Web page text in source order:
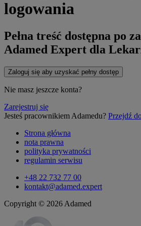
logowania
Pełna treść dostępna po
Adamed Expert dla
Zaloguj się aby uzyskać pełny dostęp
Nie masz jeszcze konta?
Zarejestruj się
Jesteś pracownikiem Adamedu? Przejdź
Strona główna
nota prawna
polityka prywatności
regulamin serwisu
+48 22 732 77 00
kontakt@adamed.expert
Copyright © 2026 Adamed